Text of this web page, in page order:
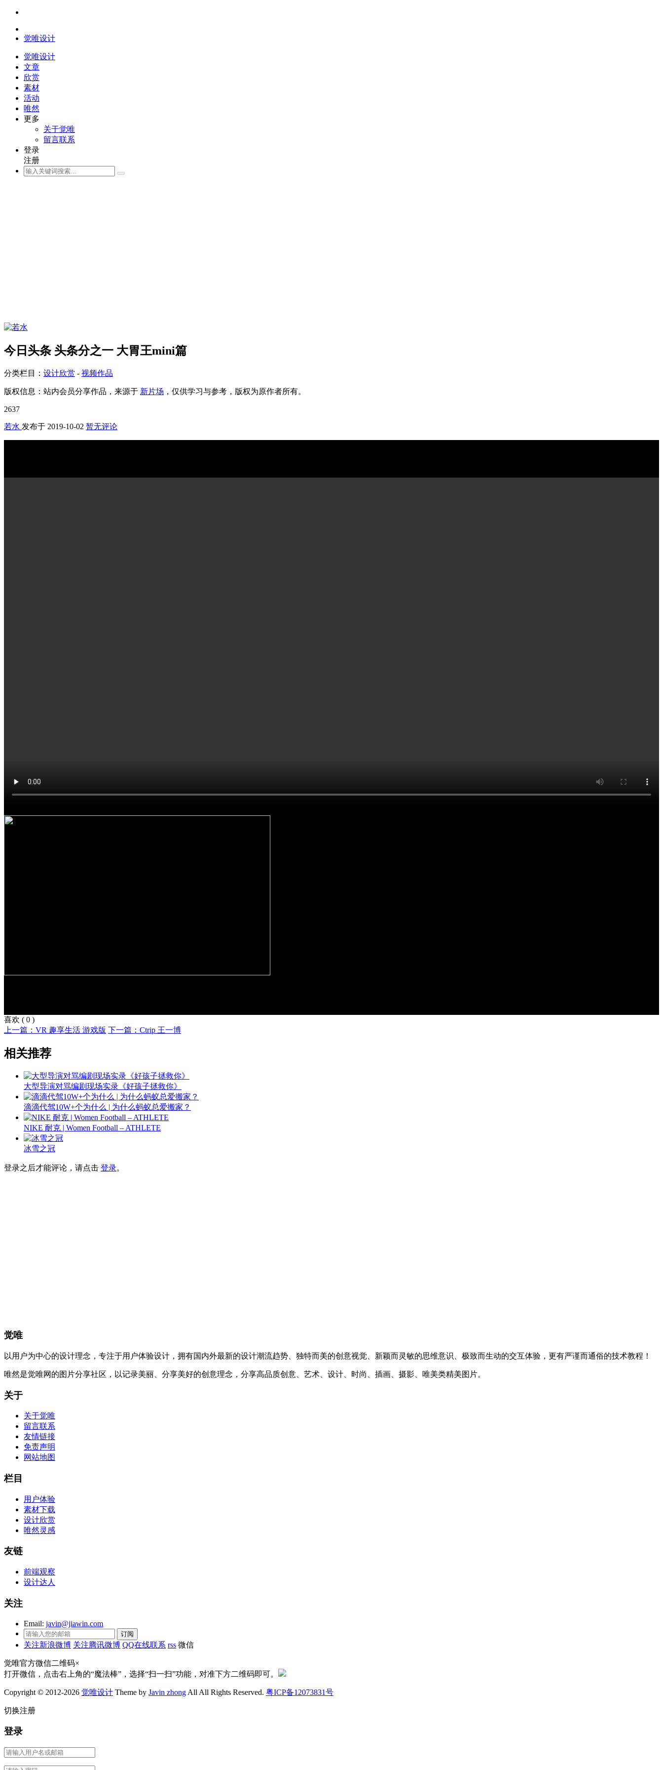
觉唯设计
觉唯设计
文章
欣赏
素材
活动
唯然
更多
关于觉唯
留言联系
登录
注册
今日头条 头条分之一 大胃王mini篇
分类栏目： 设计欣赏 - 视频作品
版权信息： 站内会员分享作品，来源于 新片场 ，仅供学习与参考，版权为原作者所有。
2637
若水 发布于 2019-10-02 暂无评论
喜欢 ( 0 )
上一篇：VR 趣享生活 游戏版 下一篇：Ctrip 王一博
相关推荐
大型导演对骂编剧现场实录《好孩子拯救你》
滴滴代驾10W+个为什么 | 为什么蚂蚁总爱搬家？
NIKE 耐克 | Women Football – ATHLETE
冰雪之冠
登录之后才能评论，请点击 登录。
觉唯
以用户为中心的设计理念，专注于用户体验设计，拥有国内外最新的设计潮流趋势、独特而美的创意视觉、新颖而灵敏的思维意识、极致而生动的交互体验，更有严谨而通俗的技术教程！
唯然是觉唯网的图片分享社区，以记录美丽、分享美好的创意理念，分享高品质创意、艺术、设计、时尚、插画、摄影、唯美类精美图片。
关于
关于觉唯
留言联系
友情链接
免责声明
网站地图
栏目
用户体验
素材下载
设计欣赏
唯然灵感
友链
前端观察
设计达人
关注
Email: javin@jiawin.com
关注新浪微博 关注腾讯微博 QQ在线联系 rss 微信
觉唯官方微信二维码×
打开微信，点击右上角的“魔法棒”，选择“扫一扫”功能，对准下方二维码即可。
Copyright © 2012-2026 觉唯设计 Theme by Javin zhong All All Rights Reserved. 粤ICP备12073831号
切换注册
登录